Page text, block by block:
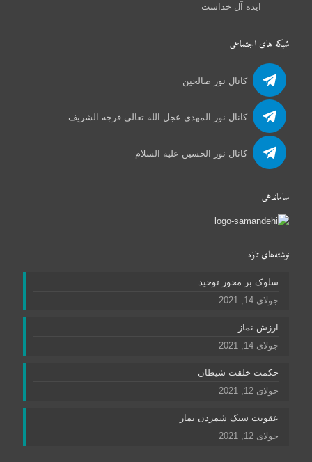
ایده آل خداست
شبکه های اجتماعی
کانال نور صالحین
کانال نور المهدی عجل الله تعالی فرجه الشریف
کانال نور الحسین علیه السلام
ساماندهی
نوشته‌های تازه
سلوک بر محور توحید
جولای 14, 2021
ارزش نماز
جولای 14, 2021
حکمت خلقت شیطان
جولای 12, 2021
عقوبت سبک شمردن نماز
جولای 12, 2021